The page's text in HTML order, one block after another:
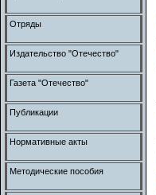
Отряды
Издательство "Отечество"
Газета "Отечество"
Публикации
Нормативные акты
Методические пособия